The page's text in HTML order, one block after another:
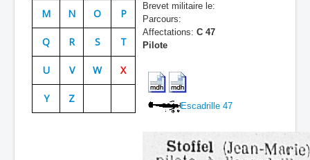
Doctrines
Les As
M N O P
Q R S T
U V W X
Y Z
Brevet militaire le:
Parcours:
Affectations: C 47
Pilote
Escadrille 47